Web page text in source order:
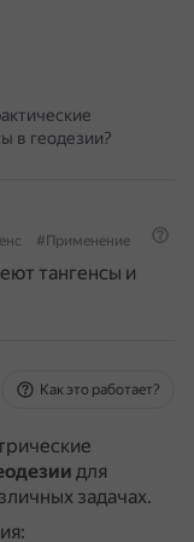
в геодезии?
#Применение
тангенсы и
Как это работает?
для
задачах.